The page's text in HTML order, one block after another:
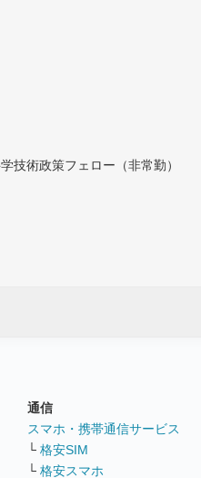
技術政策フェロー（非常勤）
通信
スマホ・携帯通信サービス
└ 格安SIM
└ 格安スマホ